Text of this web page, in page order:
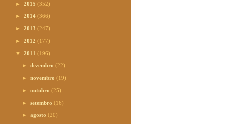
► 2015 (352)
► 2014 (366)
► 2013 (247)
► 2012 (177)
▼ 2011 (196)
►dezembro(22)
►novembro(19)
►outubro(25)
►setembro(16)
►agosto(20)